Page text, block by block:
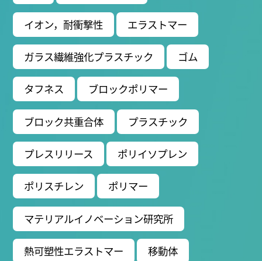
Research VIDEOS
Researchers' VOICE
Links
名古屋大学
名古屋大学基金
研究者総覧
イオン，耐衝撃性 エラストマー
ガラス繊維強化プラスチック ゴム
タフネス ブロックポリマー
ブロック共重合体 プラスチック
プレスリリース ポリイソプレン
ポリスチレン ポリマー
マテリアルイノベーション研究所
熱可塑性エラストマー 移動体